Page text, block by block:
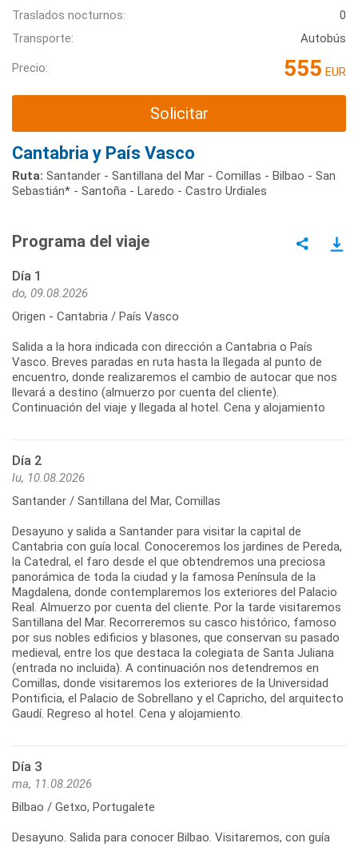
Traslados nocturnos:
0
Transporte:
Autobús
Precio: 555 EUR
Solicitar
Cantabria y País Vasco
Ruta: Santander - Santillana del Mar - Comillas - Bilbao - San
Sebastián* - Santoña - Laredo - Castro Urdiales
Programa del viaje
Día 1
do, 09.08.2026
Origen - Cantabria / País Vasco
Salida a la hora indicada con dirección a Cantabria o País
Vasco. Breves paradas en ruta hasta la llegada al punto de
encuentro, donde realizaremos el cambio de autocar que nos
llevará a destino (almuerzo por cuenta del cliente).
Continuación del viaje y llegada al hotel. Cena y alojamiento
Día 2
lu, 10.08.2026
Santander / Santillana del Mar, Comillas
Desayuno y salida a Santander para visitar la capital de
Cantabria con guía local. Conoceremos los jardines de Pereda,
la Catedral, el faro desde el que obtendremos una preciosa
panorámica de toda la ciudad y la famosa Península de la
Magdalena, donde contemplaremos los exteriores del Palacio
Real. Almuerzo por cuenta del cliente. Por la tarde visitaremos
Santillana del Mar. Recorreremos su casco histórico, famoso
por sus nobles edificios y blasones, que conservan su pasado
medieval, entre los que destaca la colegiata de Santa Juliana
(entrada no incluida). A continuación nos detendremos en
Comillas, donde visitaremos los exteriores de la Universidad
Pontificia, el Palacio de Sobrellano y el Capricho, del arquitecto
Gaudí. Regreso al hotel. Cena y alojamiento.
Día 3
ma, 11.08.2026
Bilbao / Getxo, Portugalete
Desayuno. Salida para conocer Bilbao. Visitaremos, con guía